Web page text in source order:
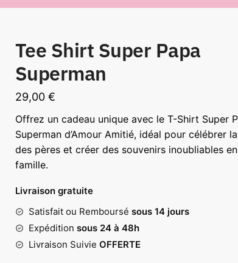
Tee Shirt Super Papa
Superman
29,00 €
Offrez un cadeau unique avec le T-Shirt Super
Superman d’Amour Amitié, idéal pour célébrer
des pères et créer des souvenirs inoubliables en
famille.
Livraison gratuite
Satisfait ou Remboursé sous 14 jours
Expédition sous 24 à 48h
Livraison Suivie OFFERTE